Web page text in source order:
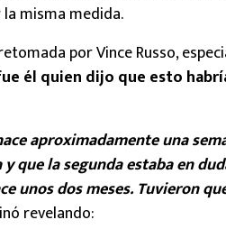
misma medida.
por Vince Russo,
él quien dijo que esto
aproximadamente una
que la segunda estaba en
unos dos meses. Tuvieron
revelando: